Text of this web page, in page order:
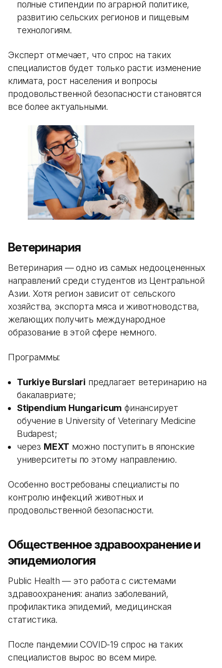
полные стипендии по аграрной политике,
развитию сельских регионов и пищевым
технологиям.
Эксперт отмечает, что спрос на таких
специалистов будет только расти: изменение
климата, рост населения и вопросы
продовольственной безопасности становятся
все более актуальными.
Ветеринария
Ветеринария — одно из самых недооцененных
направлений среди студентов из Центральной
Азии. Хотя регион зависит от сельского
хозяйства, экспорта мяса и животноводства,
желающих получить международное
образование в этой сфере немного.
Программы:
Turkiye Burslari предлагает ветеринарию на
бакалавриате;
Stipendium Hungaricum финансирует
обучение в University of Veterinary Medicine
Budapest;
через MEXT можно поступить в японские
университеты по этому направлению.
Особенно востребованы специалисты по
контролю инфекций животных и
продовольственной безопасности.
Общественное здравоохранение и
эпидемиология
Public Health — это работа с системами
здравоохранения: анализ заболеваний,
профилактика эпидемий, медицинская
статистика.
После пандемии COVID-19 спрос на таких
специалистов вырос во всем мире.